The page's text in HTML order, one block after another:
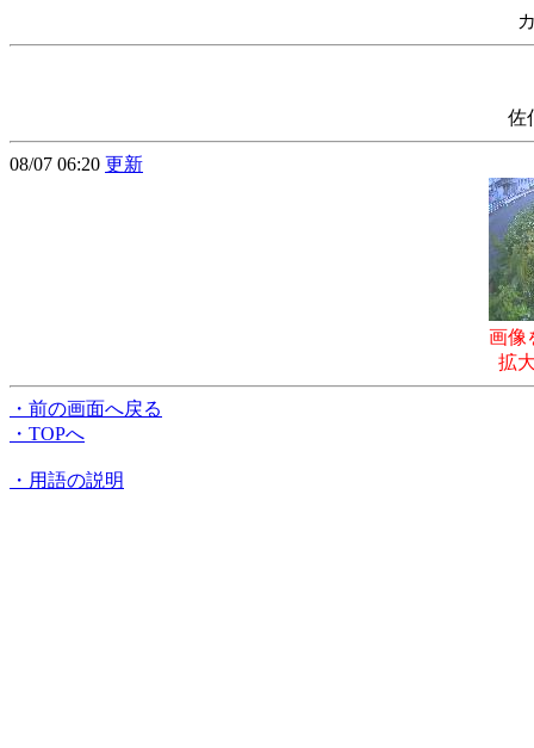
佐
08/07 06:20 更新
画像
拡
・前の画面へ戻る
・TOPへ
・用語の説明